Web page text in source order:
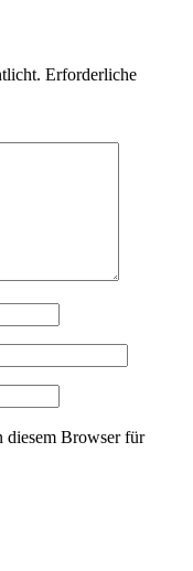
Erforderliche
diesem Browser für